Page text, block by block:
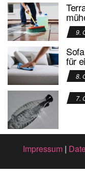
9.
für
8.
7.
Impressum |